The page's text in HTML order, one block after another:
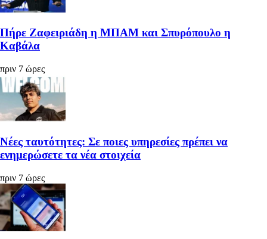
Πήρε Ζαφειριάδη η ΜΠΑΜ και Σπυρόπουλο η
Καβάλα
πριν 7 ώρες
Νέες ταυτότητες: Σε ποιες υπηρεσίες πρέπει να
ενημερώσετε τα νέα στοιχεία
πριν 7 ώρες